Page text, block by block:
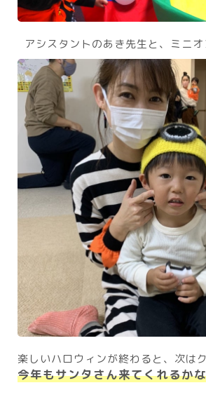
アシスタントのあき先生と、ミニ
楽しいハロウィンが終わると、次は
今年もサンタさん来てくれるか